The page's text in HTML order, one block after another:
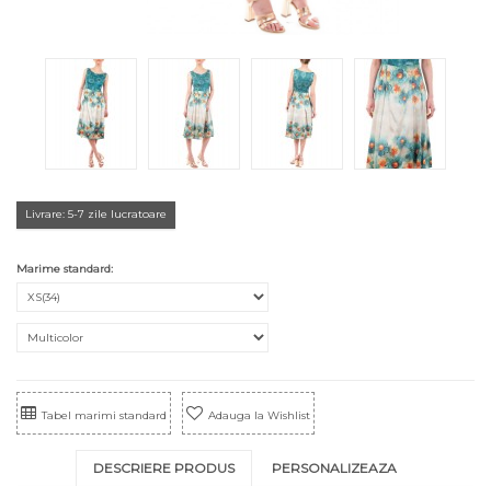
Livrare: 5-7 zile lucratoare
Marime standard:
Tabel marimi standard Adauga la Wishlist
DESCRIERE PRODUS PERSONALIZEAZA